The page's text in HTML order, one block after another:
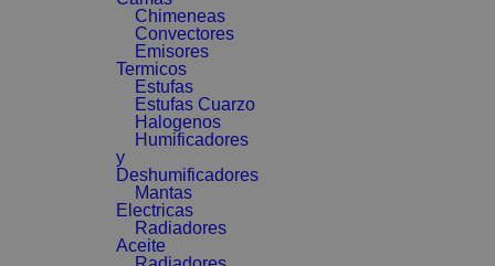
Chimeneas
Convectores
Emisores
Termicos
Estufas
Estufas Cuarzo
Halogenos
Humificadores
y
Deshumificadores
Mantas
Electricas
Radiadores
Aceite